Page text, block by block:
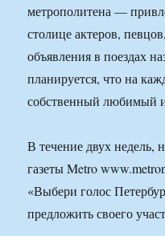
метрополитена —
столице актеров,
объявления в поездах
планируется, что на
собственный любимый
В течение двух недель,
газеты Metro
«Выбери голос
предложить своего